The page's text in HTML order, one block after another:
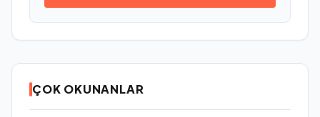
ÇOK OKUNANLAR